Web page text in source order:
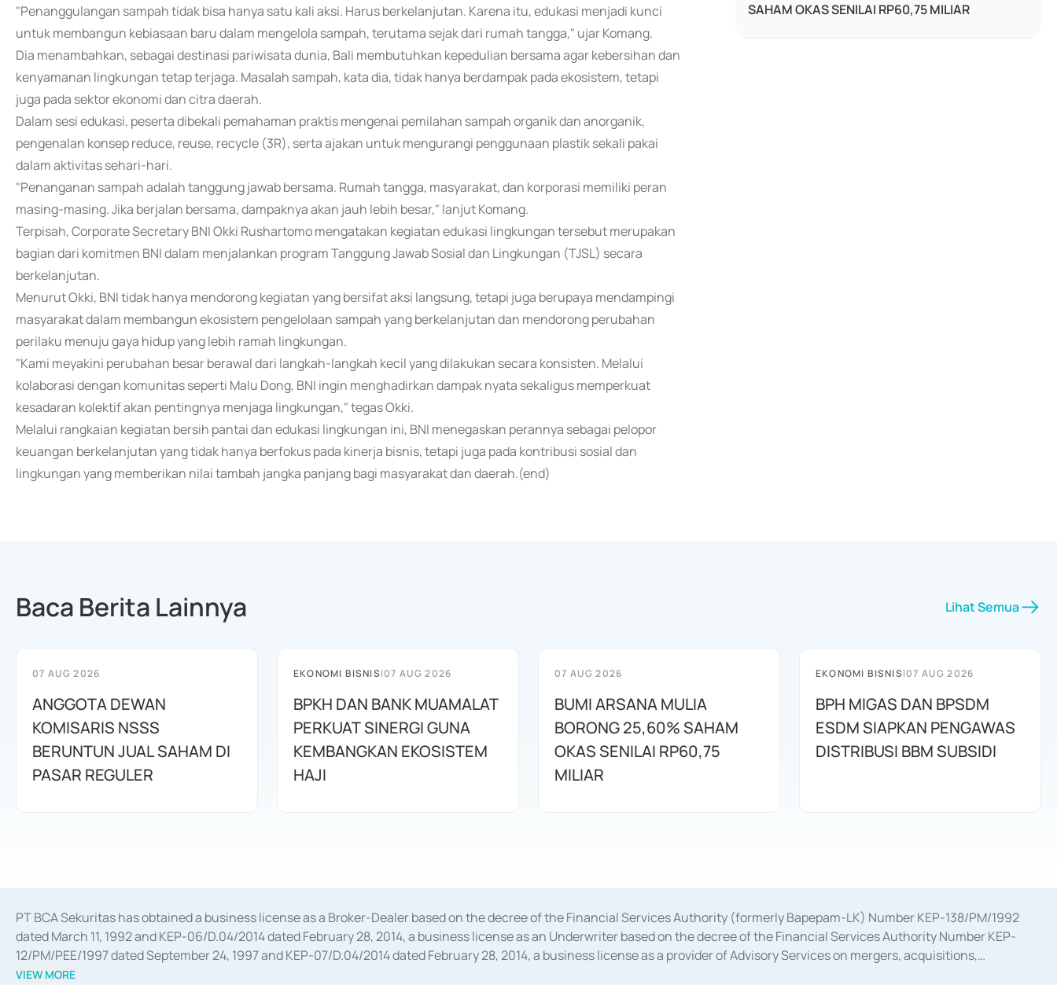
"Penanggulangan sampah tidak bisa hanya satu kali aksi. Harus berkelanjutan. Karena itu, edukasi menjadi kunci
untuk membangun kebiasaan baru dalam mengelola sampah, terutama sejak dari rumah tangga," ujar Komang.
Dia menambahkan, sebagai destinasi pariwisata dunia, Bali membutuhkan kepedulian bersama agar kebersihan dan
kenyamanan lingkungan tetap terjaga. Masalah sampah, kata dia, tidak hanya berdampak pada ekosistem, tetapi
juga pada sektor ekonomi dan citra daerah.
Dalam sesi edukasi, peserta dibekali pemahaman praktis mengenai pemilahan sampah organik dan anorganik,
pengenalan konsep reduce, reuse, recycle (3R), serta ajakan untuk mengurangi penggunaan plastik sekali pakai
dalam aktivitas sehari-hari.
"Penanganan sampah adalah tanggung jawab bersama. Rumah tangga, masyarakat, dan korporasi memiliki peran
masing-masing. Jika berjalan bersama, dampaknya akan jauh lebih besar," lanjut Komang.
Terpisah, Corporate Secretary BNI Okki Rushartomo mengatakan kegiatan edukasi lingkungan tersebut merupakan
bagian dari komitmen BNI dalam menjalankan program Tanggung Jawab Sosial dan Lingkungan (TJSL) secara
berkelanjutan.
Menurut Okki, BNI tidak hanya mendorong kegiatan yang bersifat aksi langsung, tetapi juga berupaya mendampingi
masyarakat dalam membangun ekosistem pengelolaan sampah yang berkelanjutan dan mendorong perubahan
perilaku menuju gaya hidup yang lebih ramah lingkungan.
"Kami meyakini perubahan besar berawal dari langkah-langkah kecil yang dilakukan secara konsisten. Melalui
kolaborasi dengan komunitas seperti Malu Dong, BNI ingin menghadirkan dampak nyata sekaligus memperkuat
kesadaran kolektif akan pentingnya menjaga lingkungan," tegas Okki.
Melalui rangkaian kegiatan bersih pantai dan edukasi lingkungan ini, BNI menegaskan perannya sebagai pelopor
keuangan berkelanjutan yang tidak hanya berfokus pada kinerja bisnis, tetapi juga pada kontribusi sosial dan
lingkungan yang memberikan nilai tambah jangka panjang bagi masyarakat dan daerah.(end)
SAHAM OKAS SENILAI RP60,75 MILIAR
Baca Berita Lainnya Lihat Semua
07 AUG 2026
ANGGOTA DEWAN
KOMISARIS NSSS
BERUNTUN JUAL SAHAM DI
PASAR REGULER
EKONOMI BISNIS|07 AUG 2026
BPKH DAN BANK MUAMALAT
PERKUAT SINERGI GUNA
KEMBANGKAN EKOSISTEM
HAJI
07 AUG 2026
BUMI ARSANA MULIA
BORONG 25,60% SAHAM
OKAS SENILAI RP60,75
MILIAR
EKONOMI BISNIS|07 AUG 2026
BPH MIGAS DAN BPSDM
ESDM SIAPKAN PENGAWAS
DISTRIBUSI BBM SUBSIDI
PT BCA Sekuritas has obtained a business license as a Broker-Dealer based on the decree of the Financial Services Authority (formerly Bapepam-LK) Number KEP-138/PM/1992
dated March 11, 1992 and KEP-06/D.04/2014 dated February 28, 2014, a business license as an Underwriter based on the decree of the Financial Services Authority Number KEP-
12/PM/PEE/1997 dated September 24, 1997 and KEP-07/D.04/2014 dated February 28, 2014, a business license as a provider of Advisory Services on mergers, acquisitions,
divestments, and joint ventures based on the decree of the Financial Services Authority Number S-67/PM.21/2014 dated February 28, 2014, a business license as a provider of
VIEW MORE